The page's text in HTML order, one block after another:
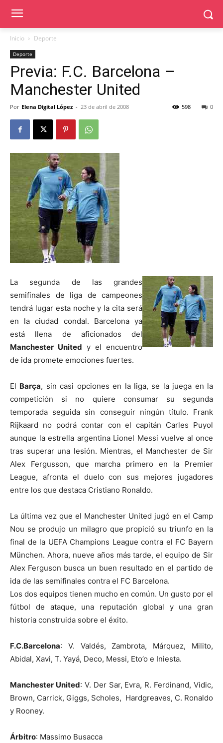
Inicio Deporte
Deporte
Previa: F.C. Barcelona –
Manchester United
Por Elena Digital López - 23 de abril de 2008 0
598
La segunda de las grandes
semifinales de liga de campeones
tendrá lugar esta noche y la cita será
en la ciudad condal. Barcelona ya
está llena de aficionados del
Manchester United y el encuentro
de ida promete emociones fuertes.
El Barça, sin casi opciones en la liga, se la juega en la
competición si no quiere consumar su segunda
temporada seguida sin conseguir ningún título. Frank
Rijkaard no podrá contar con el capitán Carles Puyol
aunque la estrella argentina Lionel Messi vuelve al once
tras superar una lesión. Mientras, el Manchester de Sir
Alex Fergusson, que marcha primero en la Premier
League, afronta el duelo con sus mejores jugadores
entre los que destaca Cristiano Ronaldo.
La última vez que el Manchester United jugó en el Camp
Nou se produjo un milagro que propició su triunfo en la
final de la UEFA Champions League contra el FC Bayern
München. Ahora, nueve años más tarde, el equipo de Sir
Alex Ferguson busca un buen resultado en el partido de
ida de las semifinales contra el FC Barcelona.
Los dos equipos tienen mucho en común. Un gusto por el
fútbol de ataque, una reputación global y una gran
historia construida sobre el éxito.
F.C.Barcelona: V. Valdés, Zambrota, Márquez, Milito,
Abidal, Xavi, T. Yayá, Deco, Messi, Eto’o e Iniesta.
Manchester United: V. Der Sar, Evra, R. Ferdinand, Vidic,
Brown, Carrick, Giggs, Scholes, Hardgreaves, C. Ronaldo
y Rooney.
Árbitro: Massimo Busacca